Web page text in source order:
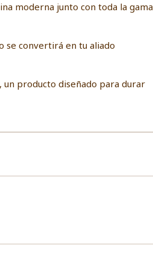
moderna junto con toda la gama
se convertirá en tu aliado
, un producto diseñado para durar